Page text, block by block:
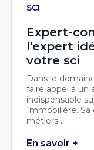
SCI
Expert-
l’expert
votre sci
Dans le
faire appel à
indispensable
Immobilière.
métiers ...
En savoir +